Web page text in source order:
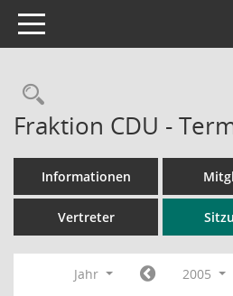
Toggle navigation
Rechercheauswahl
Fraktion CDU -
Informationen
Vertreter
Jahr
2005